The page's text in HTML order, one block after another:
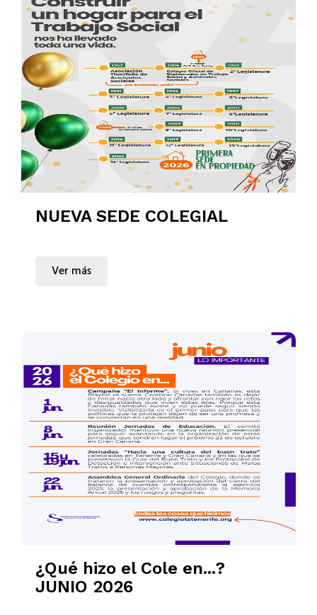
NUEVA SEDE COLEGIAL
Ver más
¿Qué hizo el Cole en...?
JUNIO 2026